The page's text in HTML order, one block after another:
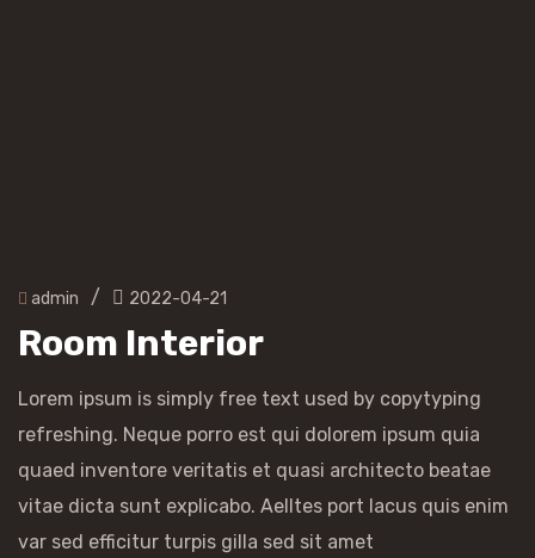
admin / 2022-04-21
Room Interior
Lorem ipsum is simply free text used by copytyping
refreshing. Neque porro est qui dolorem ipsum quia
quaed inventore veritatis et quasi architecto beatae
vitae dicta sunt explicabo. Aelltes port lacus quis enim
var sed efficitur turpis gilla sed sit amet